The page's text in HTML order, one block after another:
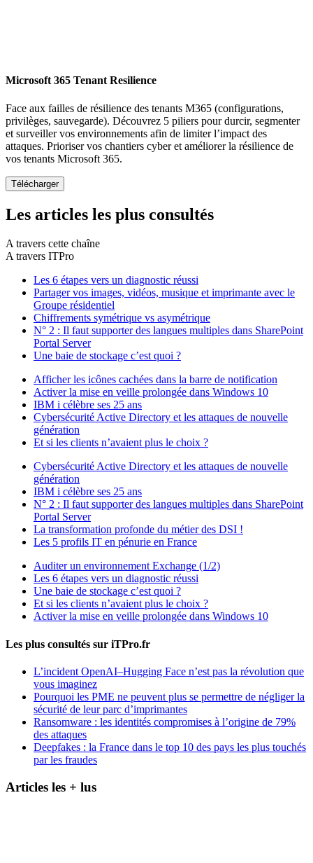
Microsoft 365 Tenant Resilience
Face aux failles de résilience des tenants M365 (configurations,
privilèges, sauvegarde). Découvrez 5 piliers pour durcir, segmenter
et surveiller vos environnements afin de limiter l’impact des
attaques. Prioriser vos chantiers cyber et améliorer la résilience de
vos tenants Microsoft 365.
Les articles les plus consultés
A travers cette chaîne
A travers ITPro
Les 6 étapes vers un diagnostic réussi
Partager vos images, vidéos, musique et imprimante avec le
Groupe résidentiel
Chiffrements symétrique vs asymétrique
N° 2 : Il faut supporter des langues multiples dans SharePoint
Portal Server
Une baie de stockage c’est quoi ?
Afficher les icônes cachées dans la barre de notification
Activer la mise en veille prolongée dans Windows 10
IBM i célèbre ses 25 ans
Cybersécurité Active Directory et les attaques de nouvelle
génération
Et si les clients n’avaient plus le choix ?
Cybersécurité Active Directory et les attaques de nouvelle
génération
IBM i célèbre ses 25 ans
N° 2 : Il faut supporter des langues multiples dans SharePoint
Portal Server
La transformation profonde du métier des DSI !
Les 5 profils IT en pénurie en France
Auditer un environnement Exchange (1/2)
Les 6 étapes vers un diagnostic réussi
Une baie de stockage c’est quoi ?
Et si les clients n’avaient plus le choix ?
Activer la mise en veille prolongée dans Windows 10
Les plus consultés sur iTPro.fr
L’incident OpenAI–Hugging Face n’est pas la révolution que
vous imaginez
Pourquoi les PME ne peuvent plus se permettre de négliger la
sécurité de leur parc d’imprimantes
Ransomware : les identités compromises à l’origine de 79%
des attaques
Deepfakes : la France dans le top 10 des pays les plus touchés
par les fraudes
Articles les + lus